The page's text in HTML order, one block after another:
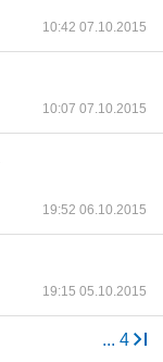
10:42 07.10.2015
10:07 07.10.2015
19:52 06.10.2015
19:15 05.10.2015
... 4